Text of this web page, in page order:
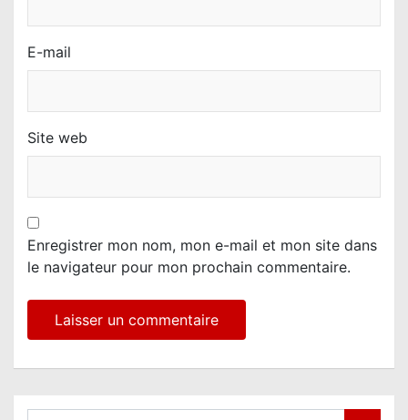
E-mail
Site web
Enregistrer mon nom, mon e-mail et mon site dans
le navigateur pour mon prochain commentaire.